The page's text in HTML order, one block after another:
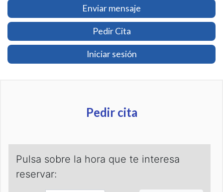
Enviar mensaje
Pedir Cita
Iniciar sesión
Pedir cita